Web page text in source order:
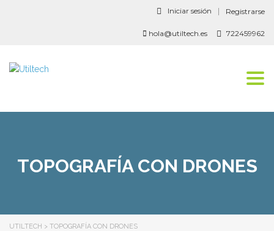
Iniciar sesión Registrarse
722459962
hola@utiltech.es
TOPOGRAFÍA CON DRONES
UTILTECH > TOPOGRAFÍA CON DRONES